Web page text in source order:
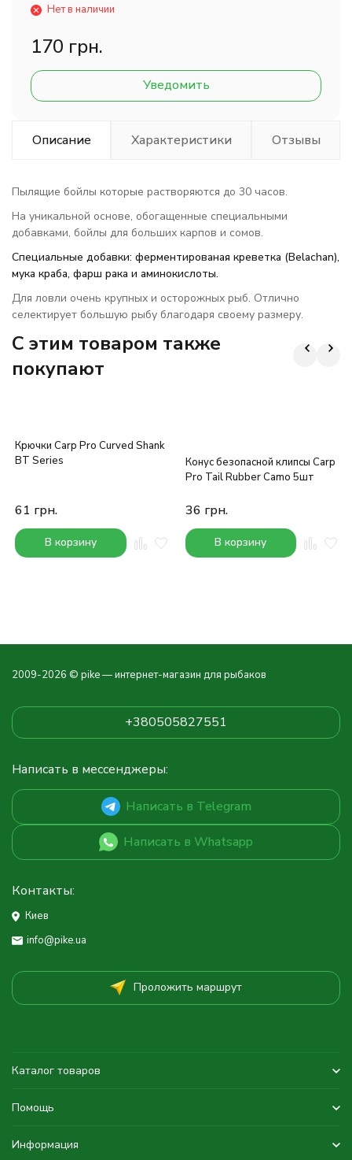
Нет в наличии
170 грн.
Уведомить
Описание Характеристики Отзывы
Пылящие бойлы которые растворяются до 30 часов.
На уникальной основе, обогащенные специальными
добавками, бойлы для больших карпов и сомов.
Специальные добавки: ферментированая креветка (Belachan),
мука краба, фарш рака и аминокислоты.
Для ловли очень крупных и осторожных рыб. Отлично
селектирует большую рыбу благодаря своему размеру.
C этим товаром также
покупают
Крючки Carp Pro Curved Shank
BT Series
61 грн.
В корзину
Конус безопасной клипсы Carp
Pro Tail Rubber Camo 5шт
36 грн.
В корзину
2009-2026 © pike — интернет-магазин для рыбаков
+380505827551
Написать в мессенджеры:
Написать в Telegram
Написать в Whatsapp
Контакты:
Киев
info@pike.ua
Проложить маршрут
Каталог товаров
Помощь
Информация